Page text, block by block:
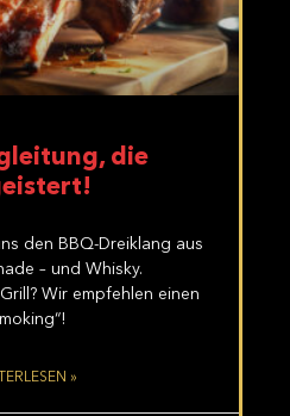
die
den BBQ-Dreiklang aus
– und Whisky.
Wir empfehlen einen
»